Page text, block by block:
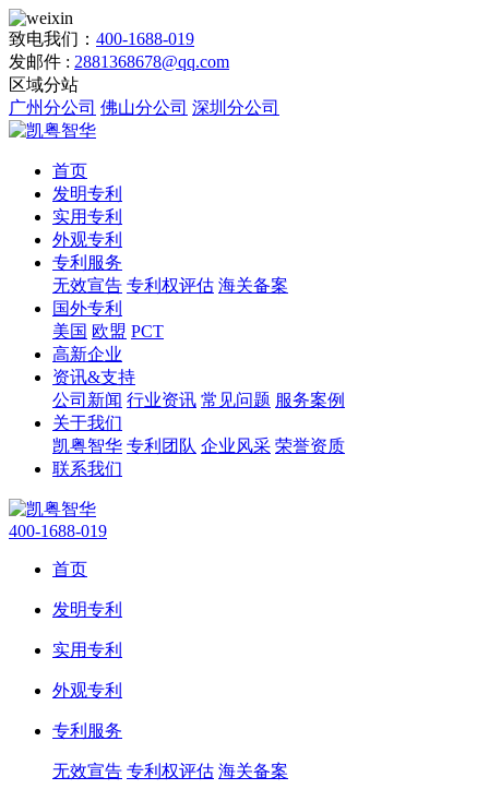
致电我们： 400-1688-019
发邮件 : 2881368678@qq.com
区域分站
广州分公司 佛山分公司 深圳分公司
首页
发明专利
实用专利
外观专利
专利服务
无效宣告 专利权评估 海关备案
国外专利
美国 欧盟 PCT
高新企业
资讯&支持
公司新闻 行业资讯 常见问题 服务案例
关于我们
凯粤智华 专利团队 企业风采 荣誉资质
联系我们
400-1688-019
首页
发明专利
实用专利
外观专利
专利服务
无效宣告 专利权评估 海关备案